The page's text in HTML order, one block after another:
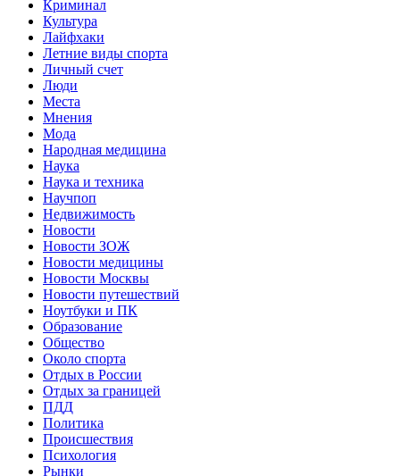
Криминал
Культура
Лайфхаки
Летние виды спорта
Личный счет
Люди
Места
Мнения
Мода
Народная медицина
Наука
Наука и техника
Научпоп
Недвижимость
Новости
Новости ЗОЖ
Новости медицины
Новости Москвы
Новости путешествий
Ноутбуки и ПК
Образование
Общество
Около спорта
Отдых в России
Отдых за границей
ПДД
Политика
Происшествия
Психология
Рынки